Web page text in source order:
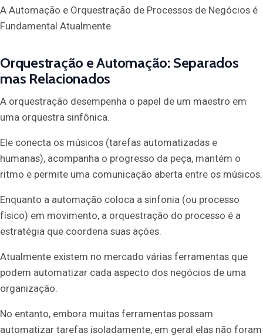
A Automação e Orquestração de Processos de Negócios é
Fundamental Atualmente
Orquestração e Automação: Separados
mas Relacionados
A orquestração desempenha o papel de um maestro em
uma orquestra sinfônica.
Ele conecta os músicos (tarefas automatizadas e
humanas), acompanha o progresso da peça, mantém o
ritmo e permite uma comunicação aberta entre os músicos.
Enquanto a automação coloca a sinfonia (ou processo
físico) em movimento, a orquestração do processo é a
estratégia que coordena suas ações.
Atualmente existem no mercado várias ferramentas que
podem automatizar cada aspecto dos negócios de uma
organização.
No entanto, embora muitas ferramentas possam
automatizar tarefas isoladamente, em geral elas não foram